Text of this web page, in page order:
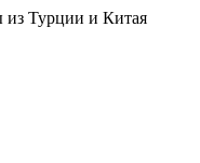
из Турции и Китая